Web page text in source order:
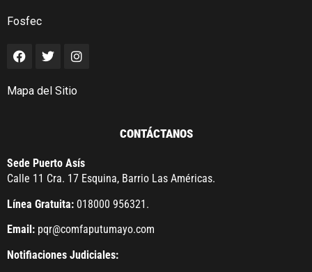
Fosfec
Mapa del Sitio
CONTÁCTANOS
Sede Puerto Asís
Calle 11 Cra. 17 Esquina, Barrio Las Américas.
Línea Gratuita: 018000 956321.
Email: pqr@comfaputumayo.com
Notifiaciones Judiciales: